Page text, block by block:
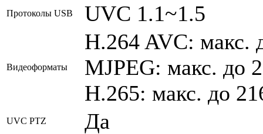
Протоколы USB UVC 1.1~1.5
Видеоформаты
H.264 AVC: макс.
MJPEG: макс. до
H.265: макс. до
UVC PTZ Да